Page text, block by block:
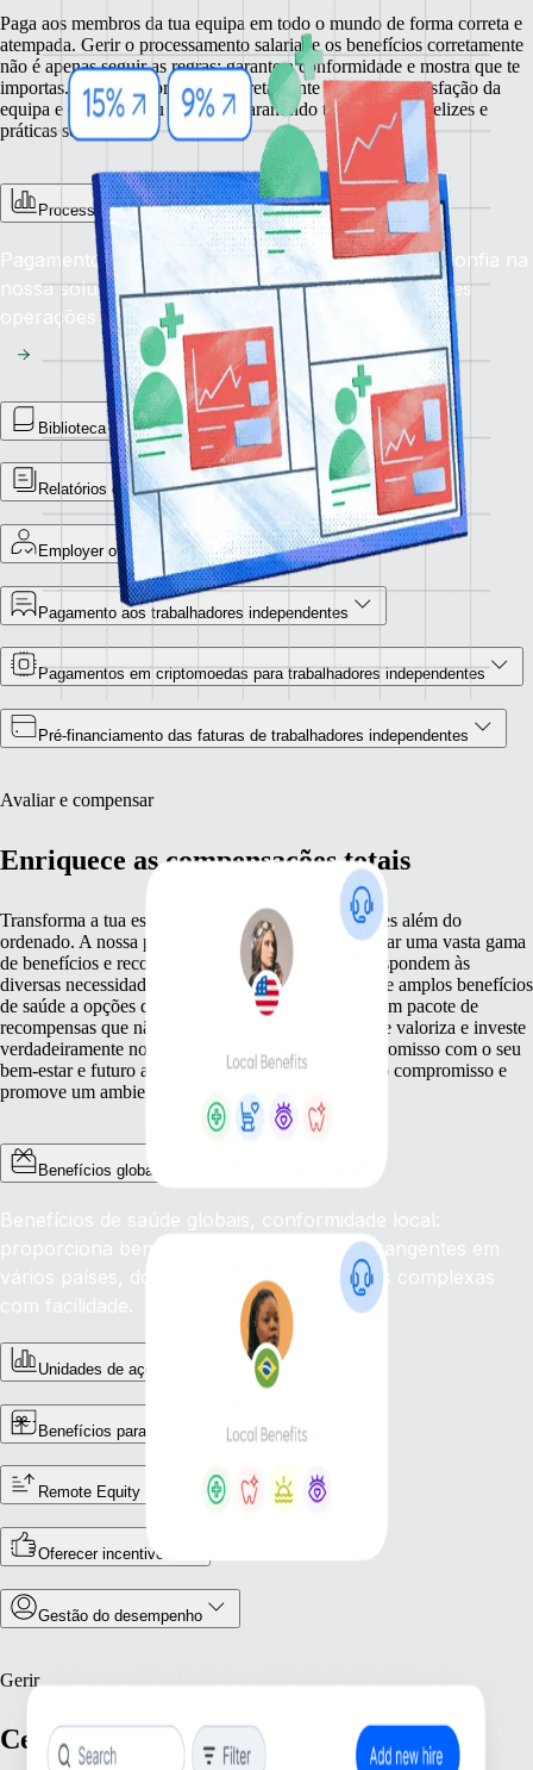
Paga aos membros da tua equipa em todo o mundo de forma correta e
atempada. Gerir o processamento salarial e os benefícios corretamente
não é apenas seguir as regras: garante a conformidade e mostra que te
importas. Fazer este processo corretamente aumenta a satisfação da
equipa e otimiza o teu negócio, garantindo trabalhadores felizes e
práticas sólidas.
Processamento salarial
Pagamentos corretos, atempadamente, sempre: Confia na
nossa solução de processamento salarial para teres
operações financeiras sem falhas a nível global.
Biblioteca de relatórios
Relatórios de pagamentos obrigatórios
Employer of Record
Pagamento aos trabalhadores independentes
Pagamentos em criptomoedas para trabalhadores independentes
Pré-financiamento das faturas de trabalhadores independentes
Avaliar e compensar
Enriquece as compensações totais
Transforma a tua estratégia de compensação para ires além do
ordenado. A nossa plataforma ajuda-te a proporcionar uma vasta gama
de benefícios e recompensas não financeiras que respondem às
diversas necessidades dos teus colaboradores. Desde amplos benefícios
de saúde a opções de ações competitivas, desenha um pacote de
recompensas que não se limita a remunerar, mas que valoriza e investe
verdadeiramente nos teus trabalhadores. Este compromisso com o seu
bem-estar e futuro aumenta a lealdade, impulsiona o compromisso e
promove um ambiente de trabalho motivado.
Benefícios globais
Benefícios de saúde globais, conformidade local:
proporciona benefícios competitivos e abrangentes em
vários países, dominando regulamentações complexas
com facilidade.
Unidades de ações restritas (RSU)
Benefícios para trabalhadores independentes
Remote Equity
Oferecer incentivos
Gestão do desempenho
Gerir
Centraliza a gestão das tuas equipas